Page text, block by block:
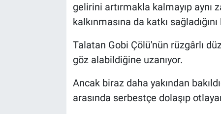
gelirini artırmakla kalmayıp
kalkınmasına da katkı
Talatan Gobi Çölü'nün rüzgârlı
göz alabildiğine uzanıyor.
Ancak biraz daha yakından
arasında serbestçe dolaşıp